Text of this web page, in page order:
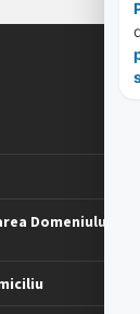
Domeniului